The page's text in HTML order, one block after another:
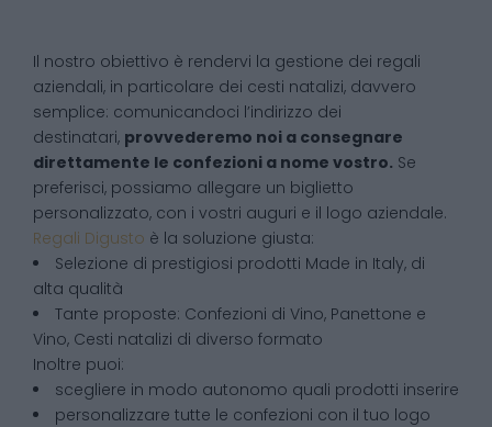
Il nostro obiettivo è rendervi la gestione dei regali
aziendali, in particolare dei cesti natalizi, davvero
semplice: comunicandoci l’indirizzo dei
destinatari, provvederemo noi a consegnare
direttamente le confezioni a nome vostro. Se
preferisci, possiamo allegare un biglietto
personalizzato, con i vostri auguri e il logo aziendale.
Regali Digusto è la soluzione giusta:
Selezione di prestigiosi prodotti Made in Italy, di
alta qualità
Tante proposte: Confezioni di Vino, Panettone e
Vino, Cesti natalizi di diverso formato
Inoltre puoi:
scegliere in modo autonomo quali prodotti inserire
personalizzare tutte le confezioni con il tuo logo